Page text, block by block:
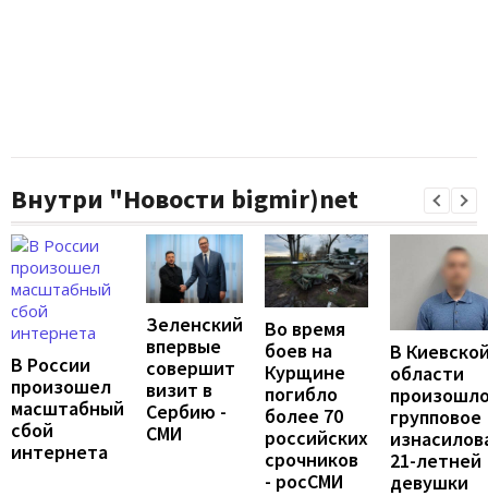
Внутри "Новости bigmir)net
В России
произошел
масштабный
сбой
интернета
Зеленский
впервые
совершит
визит в
Сербию -
СМИ
Во время
боев на
Курщине
погибло
более 70
российских
срочников
- росСМИ
В
области
групповое
21-летней
девушки